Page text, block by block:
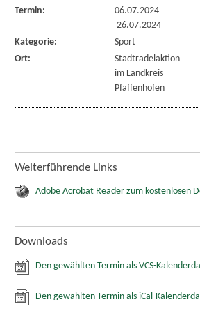
Termin: 06.07.2024–
26.07.2024
Kategorie:
Sport
Ort:
Stadtradelaktion
im Landkreis
Pfaffenhofen
Weiterführende Links
Adobe Acrobat Reader zum kostenlosen
Downloads
Den gewählten Termin als VCS-
Den gewählten Termin als iCal-